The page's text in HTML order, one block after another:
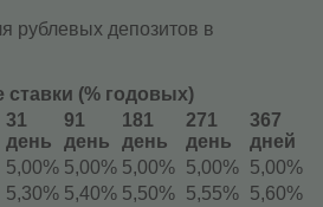
рублевых депозитов в
(% годовых)
31
день
91
день
181
день
271
день
367
дней
5,00% 5,00% 5,00% 5,00% 5,00%
5,30% 5,40% 5,50% 5,55% 5,60%